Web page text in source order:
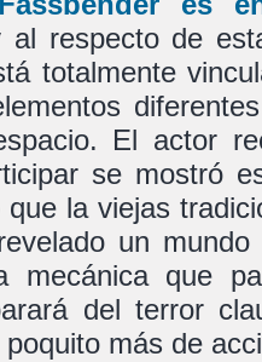
al respecto de
totalmente
El actor
se mostró
la viejas
un mundo
mecánica que
del terror
más de